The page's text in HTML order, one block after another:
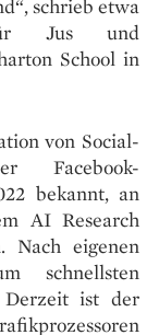
schrieb etwa
Jus und
School in
von Social-
Facebook-
bekannt, an
AI Research
Nach eigenen
schnellsten
Derzeit ist der